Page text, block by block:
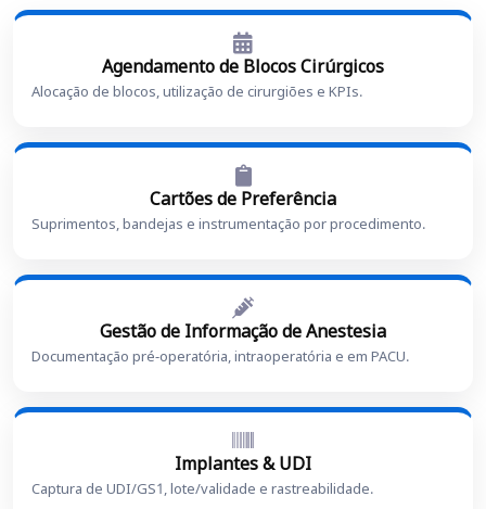
Agendamento de Blocos Cirúrgicos
Alocação de blocos, utilização de cirurgiões e KPIs.
Cartões de Preferência
Suprimentos, bandejas e instrumentação por procedimento.
Gestão de Informação de Anestesia
Documentação pré-operatória, intraoperatória e em PACU.
Implantes & UDI
Captura de UDI/GS1, lote/validade e rastreabilidade.